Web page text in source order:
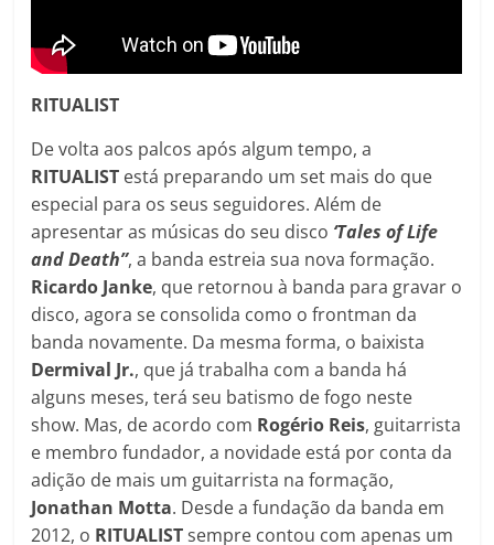
RITUALIST
De volta aos palcos após algum tempo, a
RITUALIST está preparando um set mais do que
especial para os seus seguidores. Além de
apresentar as músicas do seu disco ‘Tales of Life
and Death”, a banda estreia sua nova formação.
Ricardo Janke, que retornou à banda para gravar o
disco, agora se consolida como o frontman da
banda novamente. Da mesma forma, o baixista
Dermival Jr., que já trabalha com a banda há
alguns meses, terá seu batismo de fogo neste
show. Mas, de acordo com Rogério Reis, guitarrista
e membro fundador, a novidade está por conta da
adição de mais um guitarrista na formação,
Jonathan Motta. Desde a fundação da banda em
2012, o RITUALISTsempre contou com apenas um